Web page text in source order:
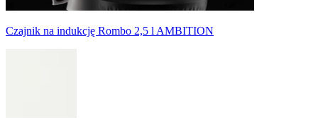
Czajnik na indukcję Rombo 2,5 l AMBITION